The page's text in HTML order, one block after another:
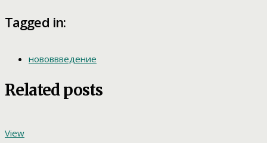
Tagged in:
нововвведение
Related posts
View